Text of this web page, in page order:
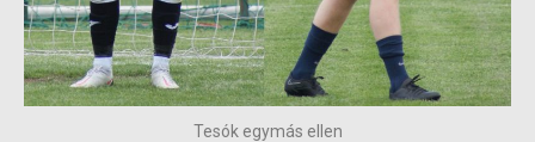
Tesók egymás ellen